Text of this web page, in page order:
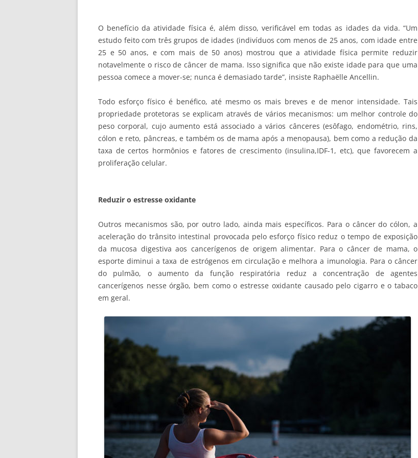
O benefício da atividade física é, além disso, verificável em todas as idades da vida. “Um
estudo feito com três grupos de idades (indivíduos com menos de 25 anos, com idade entre
25 e 50 anos, e com mais de 50 anos) mostrou que a atividade física permite reduzir
notavelmente o risco de câncer de mama. Isso significa que não existe idade para que uma
pessoa comece a mover-se; nunca é demasiado tarde”, insiste Raphaëlle Ancellin.
Todo esforço físico é benéfico, até mesmo os mais breves e de menor intensidade. Tais
propriedade protetoras se explicam através de vários mecanismos: um melhor controle do
peso corporal, cujo aumento está associado a vários cânceres (esôfago, endométrio, rins,
cólon e reto, pâncreas, e também os de mama após a menopausa), bem como a redução da
taxa de certos hormônios e fatores de crescimento (insulina,IDF-1, etc), que favorecem a
proliferação celular.
Reduzir o estresse oxidante
Outros mecanismos são, por outro lado, ainda mais específicos. Para o câncer do cólon, a
aceleração do trânsito intestinal provocada pelo esforço físico reduz o tempo de exposição
da mucosa digestiva aos cancerígenos de origem alimentar. Para o câncer de mama, o
esporte diminui a taxa de estrógenos em circulação e melhora a imunologia. Para o câncer
do pulmão, o aumento da função respiratória reduz a concentração de agentes
cancerígenos nesse órgão, bem como o estresse oxidante causado pelo cigarro e o tabaco
em geral.